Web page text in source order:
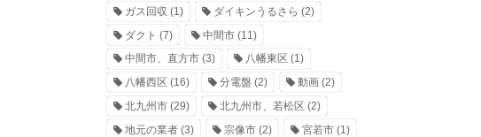
ガス回収 (1) ダイキンうるさら (2)
ダクト (7) 中間市(11)
中間市、直方市 (3) 八幡東区 (1)
八幡西区 (16) 分電盤 (2) 動画(2)
北九州市 (29) 北九州市、若松区 (2)
地元の業者 (3) 宗像市(2) 宮若市(1)